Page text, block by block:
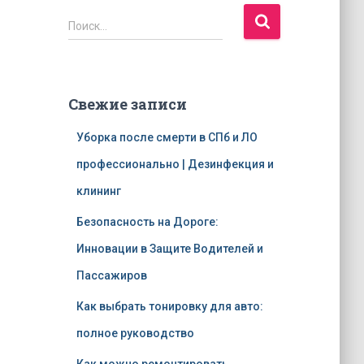
Н
а
:
Поиск…
Свежие записи
Уборка после смерти в СПб и ЛО
профессионально | Дезинфекция и
клининг
Безопасность на Дороге:
Инновации в Защите Водителей и
Пассажиров
Как выбрать тонировку для авто:
полное руководство